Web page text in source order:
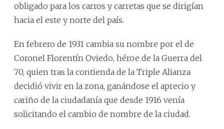
obligado para los carros y carretas que se dirigían
hacia el este y norte del país.
En febrero de 1931 cambia su nombre por el de
Coronel Florentín Oviedo, héroe de la Guerra del
70, quien tras la contienda de la Triple Alianza
decidió vivir en la zona, ganándose el aprecio y
cariño de la ciudadanía que desde 1916 venía
solicitando el cambio de nombre de la ciudad.